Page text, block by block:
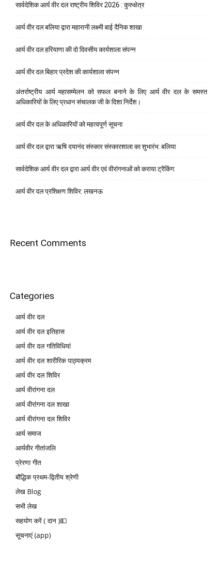
सार्वदेशिक आर्य वीर दल राष्ट्रीय शिविर 2026 : कुरुक्षेत्र
आर्य वीर दल बलिया द्वारा महारानी लक्ष्मी बाई दैनिक शाखा
आर्य वीर दल हरियाणा की दो दिवसीय कार्यशाला संपन्न
आर्य वीर दल बिहार प्रदेश की कार्यशाला संपन्न
अंतर्राष्ट्रीय आर्य महासम्मेलन को सफल बनाने के लिए आर्य वीर दल के समस्त
अधिकारियों के लिए प्रधान संचालक जी के दिशा निर्देश।
आर्य वीर दल के अधिकारियों को महत्वपूर्ण सूचना
आर्य वीर दल द्वारा ऋषि दयानंद संस्कार संस्कारशाला का शुभारंभ: बलिया
सार्वदेशिक आर्य वीर दल द्वारा आर्य वीर एवं वीरांगनाओं को कराया ट्रैकिंग:
आर्य वीर दल प्रशिक्षण शिविर: लखनऊ
Recent Comments
Categories
आर्य वीर दल
आर्य वीर दल इतिहास
आर्य वीर दल गतिविधियां
आर्य वीर दल शारीरिक पाठ्यक्रम
आर्य वीर दल शिविर
आर्य वीरांगना दल
आर्य वीरांगना दल शाखा
आर्य वीरांगना दल शिविर
आर्य समाज
आर्यवीर गीतांजलि
प्रेरणा गीत
बौद्धिक प्रथम-द्वितीय श्रेणी
लेख Blog
सभी लेख
सहयोग करें ( दान )💵
सूचनाएं (app)